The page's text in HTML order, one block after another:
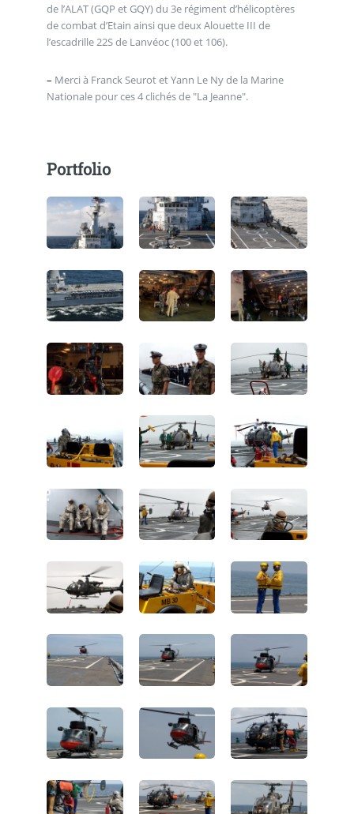
de l’ALAT (GQP et GQY) du 3e régiment d’hélicoptères
de combat d’Etain ainsi que deux Alouette III de
l’escadrille 22S de Lanvéoc (100 et 106).
– Merci à Franck Seurot et Yann Le Ny de la Marine
Nationale pour ces 4 clichés de "La Jeanne".
Portfolio